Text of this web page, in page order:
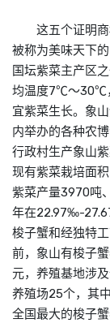
这五个证明商
被称为美味天下
国坛紫菜主产区
均温度7℃～30℃
宜紫菜生长。象
内举办的各种农
行政村生产象山
现有紫菜栽培面
紫菜产量3970吨
年在22.97‰-
梭子蟹和经独特
前，象山有梭子
元，养殖基地涉
养殖场25个，其
全国最大的梭子蟹